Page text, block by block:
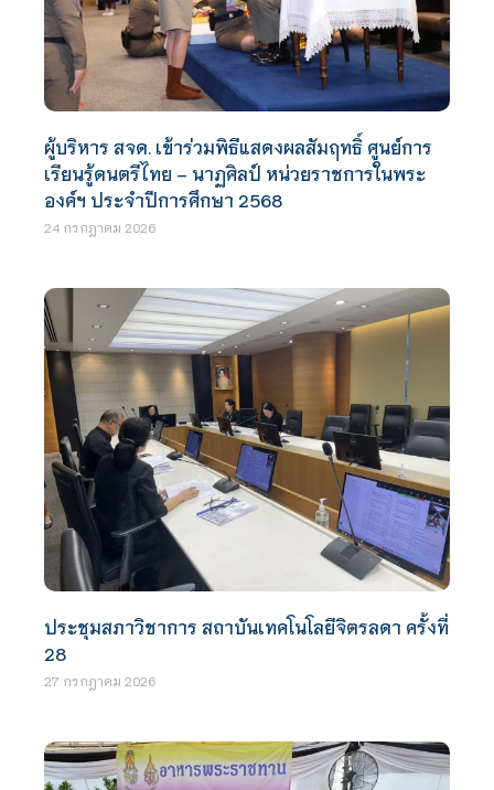
ผู้บริหาร สจด. เข้าร่วมพิธีแสดงผลสัมฤทธิ์ ศูนย์การ
เรียนรู้ดนตรีไทย – นาฏศิลป์ หน่วยราชการในพระ
องค์ฯ ประจำปีการศึกษา 2568
24 กรกฎาคม 2026
ประชุมสภาวิชาการ สถาบันเทคโนโลยีจิตรลดา ครั้งที่
28
27 กรกฎาคม 2026